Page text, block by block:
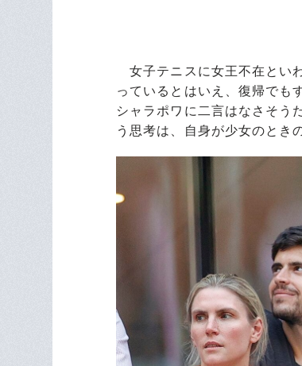
女子テニスに女王不在とい
っているとはいえ、復帰でも
シャラポワに二言はなさそう
う思考は、自身が少女のとき